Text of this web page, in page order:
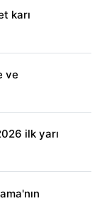
karı
ve
ilk yarı